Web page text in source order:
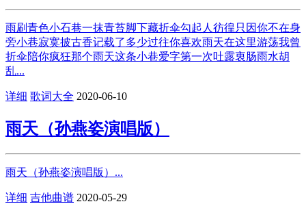
雨刷青色小石巷一抹青苔脚下藏折伞勾起人彷徨只因你不在身
旁小巷寂寞披古香记载了多少过往你喜欢雨天在这里游荡我曾
折伞陪你疯狂那个雨天这条小巷爱字第一次吐露衷肠雨水胡
乱...
详细 歌词大全 2020-06-10
雨天（孙燕姿演唱版）
雨天（孙燕姿演唱版）...
详细 吉他曲谱 2020-05-29